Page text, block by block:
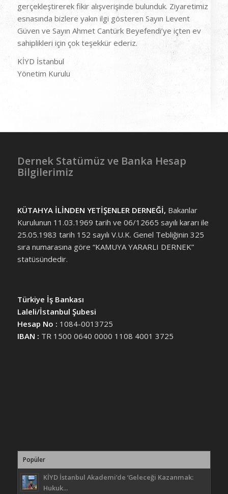
gerçekleştirerek fikir alışverişinde bulunduk. Ziyaretimiz
esnasında bizlere yakın ilgi gösteren Sayın Levent
Güven ve Sayın Ahmet Cantürk Beyefendi’ye içten ev
sahiplikleri için çok teşekkür ederiz.
KİYD İstanbul
Yönetim Kurulu
Dernek Statümüz ve Banka Hesap
Bilgilerimiz
KÜTAHYA İLİNDEN YETİŞENLER DERNEĞİ, Bakanlar
Kurulunun 11.03.1969 tarih ve 06/12665 sayılı kararı ile
25.05.1983 tarih 152 sayılı V.U.K. Genel Tebliğinin 325
sıra numarasına göre “KAMUYA YARARLI DERNEK”
statüsündedir.
Türkiye İş Bankası
Laleli/İstanbul Şubesi
Hesap No : 1084-0013725
IBAN : TR 1500 0640 0000 1108 4001 3725
Popüler
KİYD İstanbul Akademi’de ‘Geleceği Kazanmak:
Hukuk...